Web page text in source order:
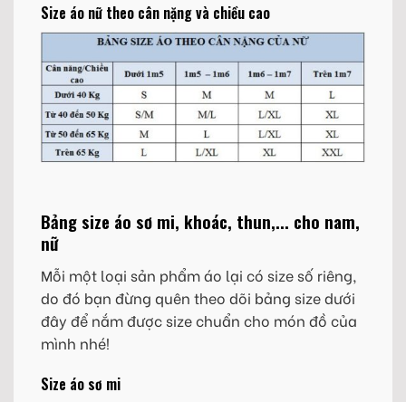
Size áo nữ theo cân nặng và chiều cao
Bảng size áo sơ mi, khoác, thun,... cho nam,
nữ
Mỗi một loại sản phẩm áo lại có size số riêng,
do đó bạn đừng quên theo dõi bảng size dưới
đây để nắm được size chuẩn cho món đồ của
mình nhé!
Size áo sơ mi